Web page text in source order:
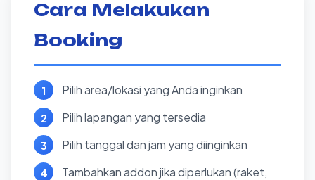
Cara Melakukan
Booking
Pilih area/lokasi yang Anda inginkan
Pilih lapangan yang tersedia
Pilih tanggal dan jam yang diinginkan
Tambahkan addon jika diperlukan (raket,